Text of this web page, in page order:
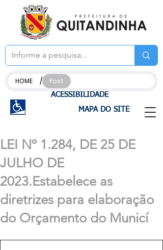
ACESSIBILIDADE
MAPA DO SITE
HOME / Post
LEI Nº 1.284, DE 25 DE
JULHO DE
2023.Estabelece as
diretrizes para elaboração
do Orçamento do Municí